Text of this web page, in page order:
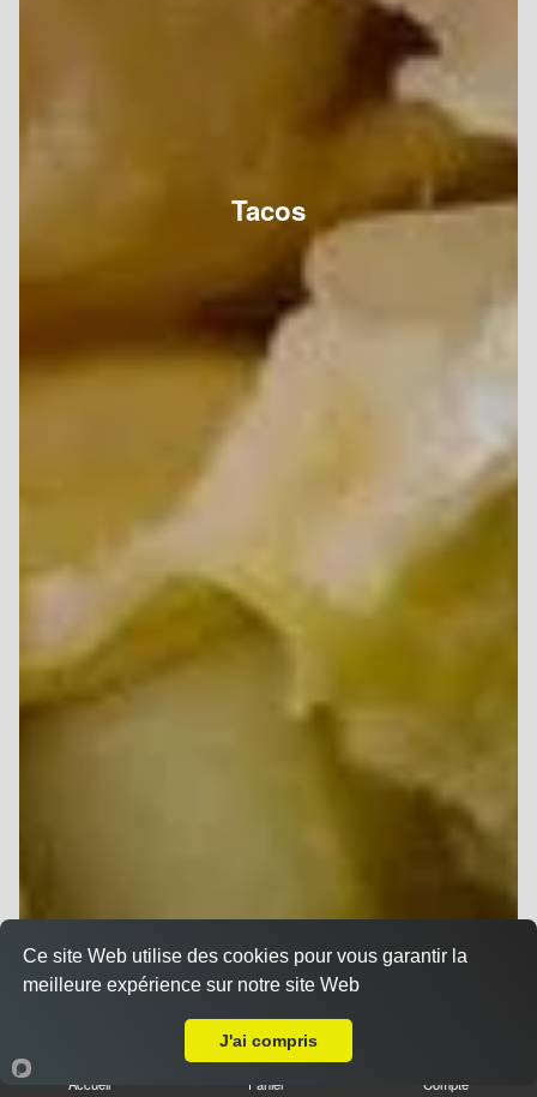
Tacos
Accueil Panier Compte
Ce site Web utilise des cookies pour vous garantir la
meilleure expérience sur notre site Web
J'ai compris